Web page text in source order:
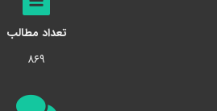
تعداد مطالب
۸۶۹